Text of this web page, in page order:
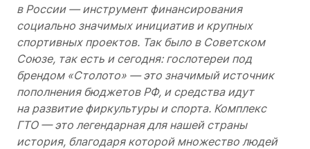
в России — инструмент финансирования
социально значимых инициатив и крупных
спортивных проектов. Так было в Советском
Союзе, так есть и сегодня: гослотереи под
брендом «Столото» — это значимый источник
пополнения бюджетов РФ, и средства идут
на развитие фиpкультуры и спорта. Комплекс
ГТО — это легендарная для нашей страны
история, благодаря которой множество людей